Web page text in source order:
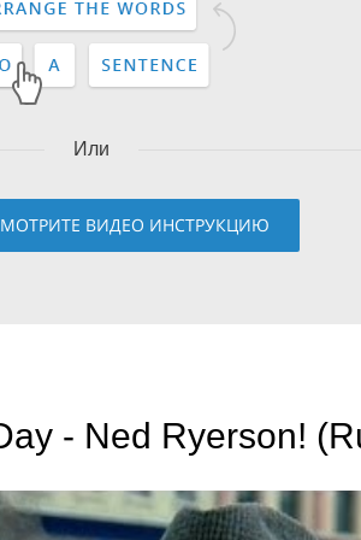
Или
ВИДЕО ИНСТРУКЦИЮ
- Ned Ryerson!